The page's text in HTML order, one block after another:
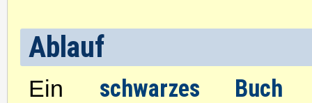
Ablauf
Ein schwarzes Buch